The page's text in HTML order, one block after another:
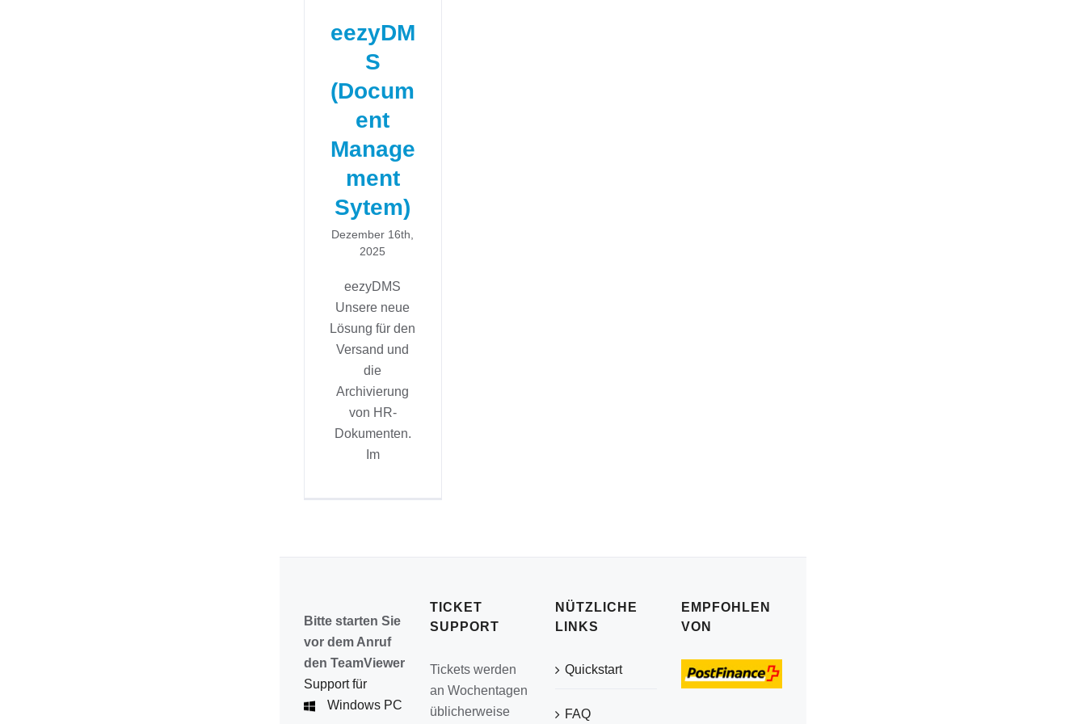
eezyDM
S
(Docum
ent
Manage
ment
Sytem)
Dezember 16th,
2025
eezyDMS
Unsere neue
Lösung für den
Versand und
die
Archivierung
von HR-
Dokumenten.
Im
Bitte starten Sie
vor dem Anruf
den TeamViewer
Support für
Windows PC
TICKET
SUPPORT
Tickets werden
an Wochentagen
üblicherweise
NÜTZLICHE
LINKS
Quickstart
FAQ
EMPFOHLEN
VON